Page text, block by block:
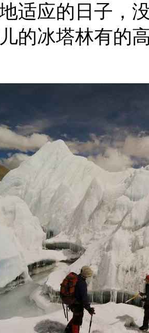
适应的日子，
的冰塔林有的